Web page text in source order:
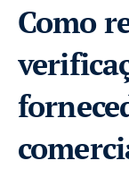
Como